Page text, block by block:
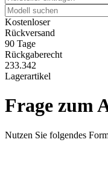
Kostenloser
Rückversand
90 Tage
Rückgaberecht
233.342
Lagerartikel
Frage zum
Nutzen Sie folgendes